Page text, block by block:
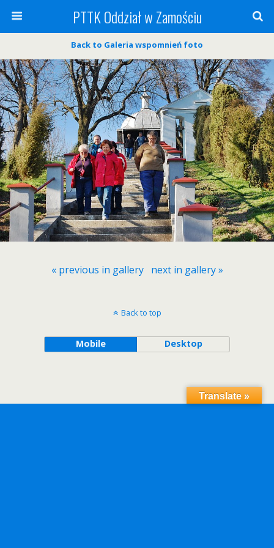
PTTK Oddział w Zamościu
Back to Galeria wspomnień foto
« previous in gallery next in gallery »
Back to top
Mobile Desktop
Translate »